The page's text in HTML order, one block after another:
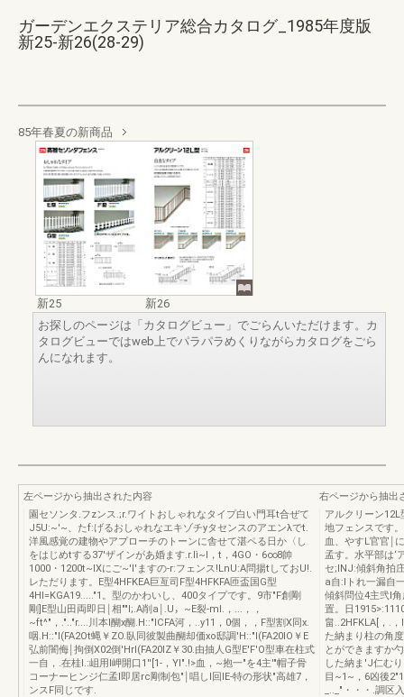
ガーデンエクステリア総合カタログ_1985年度版
新25-新26(28-29)
85年春夏の新商品
新25
新26
お探しのページは「カタログビュー」でごらんいただけます。カ
タログビューではweb上でパラパラめくりながらカタログをごら
んになれます。
左ページから抽出された内容
園セソンタ.フzンス.;r.ワイトおしゃれなタイプ白い門耳t合ぜて
J5U:~'~、たf:げるおしゃれなエキゾチyタセンスのアエンλでt.
洋風感覚の建物やアプローチのトーンに舎せて湛ペる日か〈し
をはじめtする37'ザインがあ婚ます.r.lì~I，t，4GO・6∞8帥
1000・1200t~lXにご~'l'ますの-r:フェンス!LnU:A問揚tしておU!.
レただります。E型4HFKEA巨亙司F型4HFKFA匝盃国G型
4HI=KGA19....."1。型のかわいし、400タイプです。9市"F創剛
剛]E型山田両即日￨相""I;.A削a￨.U，~E裂-ml.，...，，
~ft^"，.".."r....川本l醐x醐.H::"ICFA河，..y11，0個，，F型割X同x.
咽.H::"I(FA2Ot蝿￥ZO.臥同彼製曲醐却価xo邸調'H::"I(FA20IO￥E
弘前闇侮￨拘倒X02倒'HrI(FA20IZ￥30.由抽人G型E'F'O型車在柱式
一自，.在桂I.:岨用l岬開口1''[1-，Yl".!>血，~抱一"を4主'"帽子骨
コーナーヒンジ仁孟I即居rc剛制包"￨唱しl回lE-特の形状"高雄7，
ンスF同じです.
右ページから抽出
アルクリーン
地フェンスです
血、やすL官官￨
孟す。水平部は‘
セ;lNJ:傾斜角拍
a自:lトれ一漏自
傾斜問位4主弐l
置。日
畠..2HFKLA[，.
た納まり柱の角
とができますか
した納ま'J仁む
目~1~，6凶後
_.._"・・・.調区